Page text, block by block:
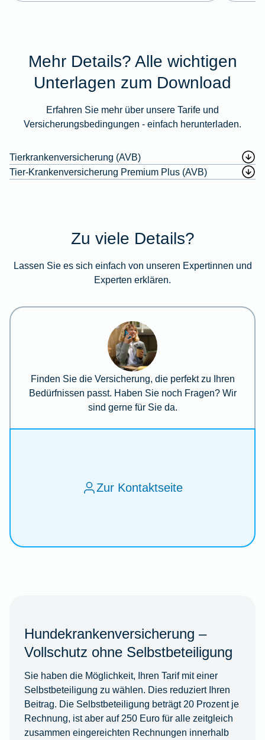
Mehr Details? Alle wichtigen
Unterlagen zum Download
Erfahren Sie mehr über unsere Tarife und
Versicherungsbedingungen - einfach herunterladen.
Tierkrankenversicherung (AVB)
Tier-Krankenversicherung Premium Plus (AVB)
Zu viele Details?
Lassen Sie es sich einfach von unseren Expertinnen und
Experten erklären.
Finden Sie die Versicherung, die perfekt zu Ihren
Bedürfnissen passt. Haben Sie noch Fragen? Wir
sind gerne für Sie da.
Zur Kontaktseite
Hundekrankenversicherung –
Vollschutz ohne Selbstbeteiligung
Sie haben die Möglichkeit, Ihren Tarif mit einer
Selbstbeteiligung zu wählen. Dies reduziert Ihren
Beitrag. Die Selbstbeteiligung beträgt 20 Prozent je
Rechnung, ist aber auf 250 Euro für alle zeitgleich
zusammen eingereichten Rechnungen innerhalb